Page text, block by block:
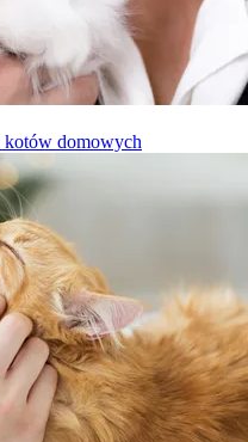
kotów domowych